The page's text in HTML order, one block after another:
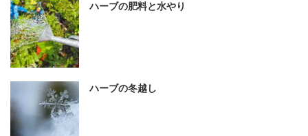
ハーブの肥料と水やり
ハーブの冬越し